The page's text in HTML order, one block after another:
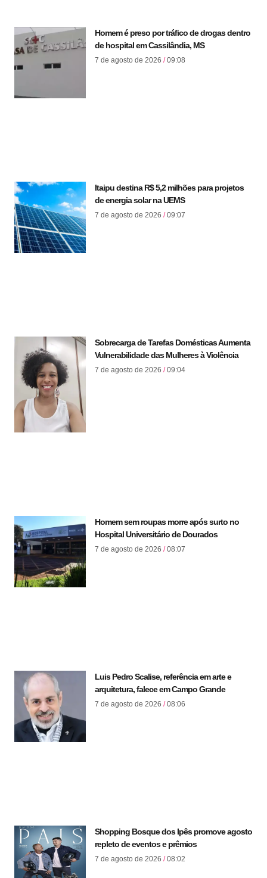
Homem é preso por tráfico de drogas dentro
de hospital em Cassilândia, MS
7 de agosto de 2026 09:08
Itaipu destina R$ 5,2 milhões para projetos
de energia solar na UEMS
7 de agosto de 2026 09:07
Sobrecarga de Tarefas Domésticas Aumenta
Vulnerabilidade das Mulheres à Violência
7 de agosto de 2026 09:04
Homem sem roupas morre após surto no
Hospital Universitário de Dourados
7 de agosto de 2026 08:07
Luis Pedro Scalise, referência em arte e
arquitetura, falece em Campo Grande
7 de agosto de 2026 08:06
Shopping Bosque dos Ipês promove agosto
repleto de eventos e prêmios
7 de agosto de 2026 08:02